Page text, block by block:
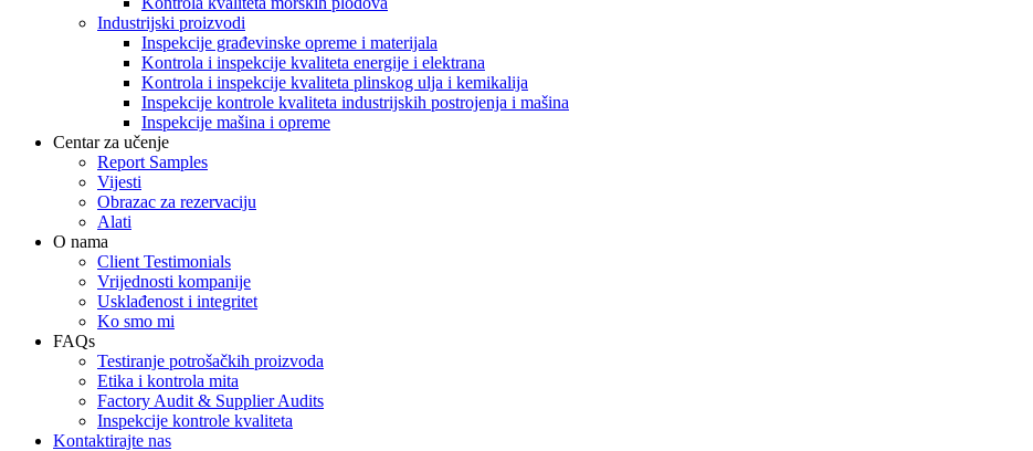
Industrijski proizvodi
Inspekcije građevinske opreme i materijala
Kontrola i inspekcije kvaliteta energije i elektrana
Kontrola i inspekcije kvaliteta plinskog ulja i kemikalija
Inspekcije kontrole kvaliteta industrijskih postrojenja i mašina
Inspekcije mašina i opreme
Centar za učenje
Report Samples
Vijesti
Obrazac za rezervaciju
Alati
O nama
Client Testimonials
Vrijednosti kompanije
Usklađenost i integritet
Ko smo mi
FAQs
Testiranje potrošačkih proizvoda
Etika i kontrola mita
Factory Audit & Supplier Audits
Inspekcije kontrole kvaliteta
Kontaktirajte nas